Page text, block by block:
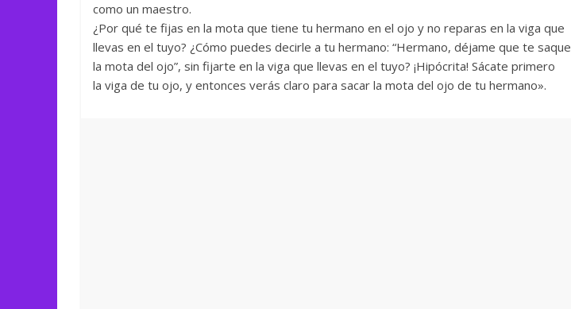
como un maestro.
¿Por qué te fijas en la mota que tiene tu hermano en el ojo y no reparas en la viga que
llevas en el tuyo? ¿Cómo puedes decirle a tu hermano: “Hermano, déjame que te saque
la mota del ojo”, sin fijarte en la viga que llevas en el tuyo? ¡Hipócrita! Sácate primero
la viga de tu ojo, y entonces verás claro para sacar la mota del ojo de tu hermano».